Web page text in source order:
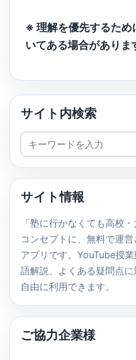
※ 理解を優先するため
いてある場合がありま
サイト内検索
サ
イ
ト
検
索
サイト情報
「塾に行かなくても高校
コンセプトに、無料で運
アプリです。YouTube授
語解説、よくある疑問点
自由に利用できます。
ご協力企業様